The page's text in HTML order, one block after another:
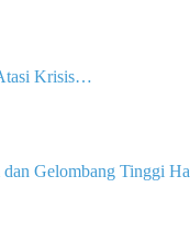
Krisis…
Gelombang Tinggi